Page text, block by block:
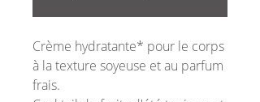
Crème hydratante* pour le corps
à la texture soyeuse et au parfum
frais.